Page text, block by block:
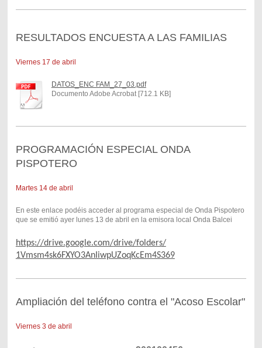
RESULTADOS ENCUESTA A LAS FAMILIAS
Viernes 17 de abril
DATOS_ENC FAM_27_03.pdf
Documento Adobe Acrobat [712.1 KB]
PROGRAMACIÓN ESPECIAL ONDA
PISPOTERO
Martes 14 de abril
En este enlace podéis acceder al programa especial de Onda Pispotero
que se emitió ayer lunes 13 de abril en la emisora local Onda Balcei
https://drive.google.com/drive/folders/
1Vmsm4sk6FXYO3AnIiwpUZoqKcEm4S369
Ampliación del teléfono contra el "Acoso Escolar"
Viernes 3 de abril